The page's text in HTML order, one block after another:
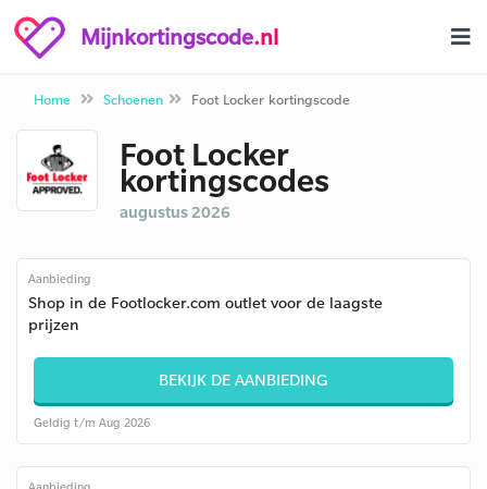
Mijnkortingscode.nl
Home Schoenen Foot Locker kortingscode
Foot Locker
kortingscodes
augustus 2026
Aanbieding
Shop in de Footlocker.com outlet voor de laagste
prijzen
BEKIJK DE AANBIEDING
Geldig t/m Aug 2026